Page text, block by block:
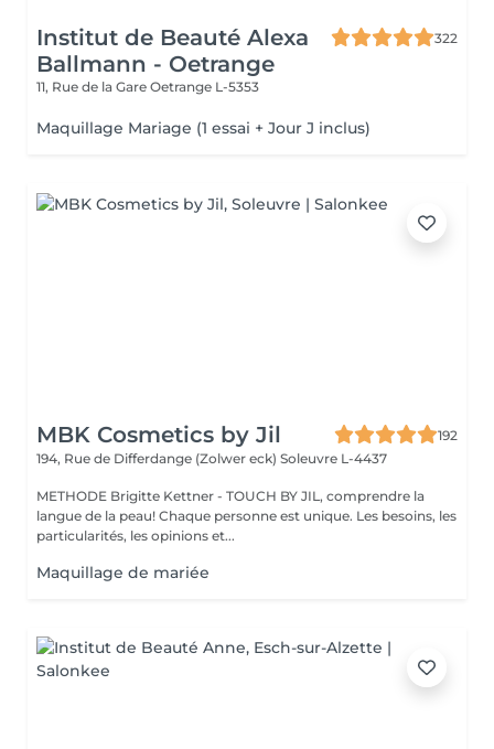
Institut de Beauté Alexa
Ballmann - Oetrange
322
11, Rue de la Gare Oetrange L-5353
Maquillage Mariage (1 essai + Jour J inclus)
MBK Cosmetics by Jil
192
194, Rue de Differdange (Zolwer eck) Soleuvre L-4437
METHODE Brigitte Kettner - TOUCH BY JIL, comprendre la
langue de la peau! Chaque personne est unique. Les besoins, les
particularités, les opinions et...
Maquillage de mariée